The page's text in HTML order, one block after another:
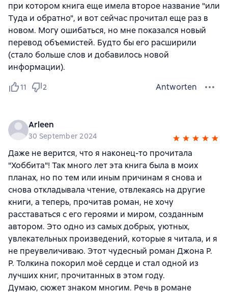
при котором книга еще имела второе название "или
Туда и обратно", и вот сейчас прочитал еще раз в
новом. Могу ошибаться, но мне показался новый
перевод объемистей. Будто бы его расширили
(стало больше слов и добавилось новой
информации).
11 2 Antworten
Arleen
30 September 2024
Даже не верится, что я наконец-то прочитала
"Хоббита"! Так много лет эта книга была в моих
планах, но по тем или иным причинам я снова и
снова откладывала чтение, отвлекаясь на другие
книги, а теперь, прочитав роман, не хочу
расставаться с его героями и миром, созданным
автором. Это одно из самых добрых, уютных,
увлекательных произведений, которые я читала, и я
не преувеличиваю. Этот чудесный роман Джона Р.
Р. Толкина покорил моё сердце и стал одной из
лучших книг, прочитанных в этом году.
Думаю, сюжет знаком многим. Речь в романе